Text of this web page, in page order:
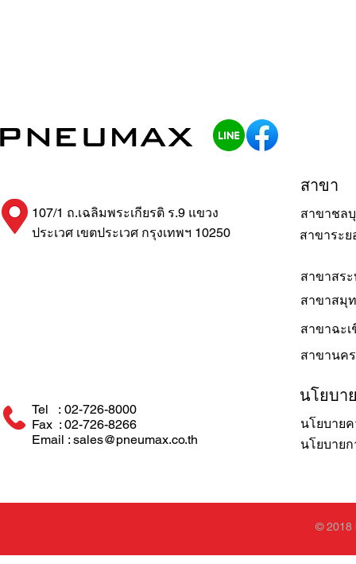
สาขาระย
107/1 ถ.เฉลิมพระเกียรติ ร.9 แขวง
ประเวศ เขตประเวศ กรุงเทพฯ 10250
สาขา
สาขาสร
สาขาชล
สาขาสมุ
สาขาฉะเ
สาขานค
Tel : 02-726-8000
Fax : 02-726-8266
Email : sales@pneumax.co.th
นโยบา
นโยบาย
นโยบาย
© 2018